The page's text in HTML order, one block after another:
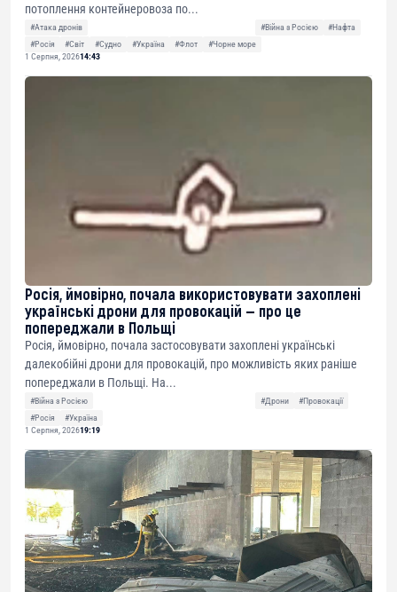
потоплення контейнеровоза по...
#Атака дронів #Війна з Росією
#Нафта
#Росія
#Світ #Судно #Україна #Флот
#Чорне море
1 Серпня, 202614:43
Росія, ймовірно, почала використовувати захоплені
українські дрони для провокацій — про це
попереджали в Польщі
Росія, ймовірно, почала застосовувати захоплені українські
далекобійні дрони для провокацій, про можливість яких раніше
попереджали в Польщі. На...
#Війна з Росією #Дрони
#Провокації
#Росія
#Україна
1 Серпня, 202619:19